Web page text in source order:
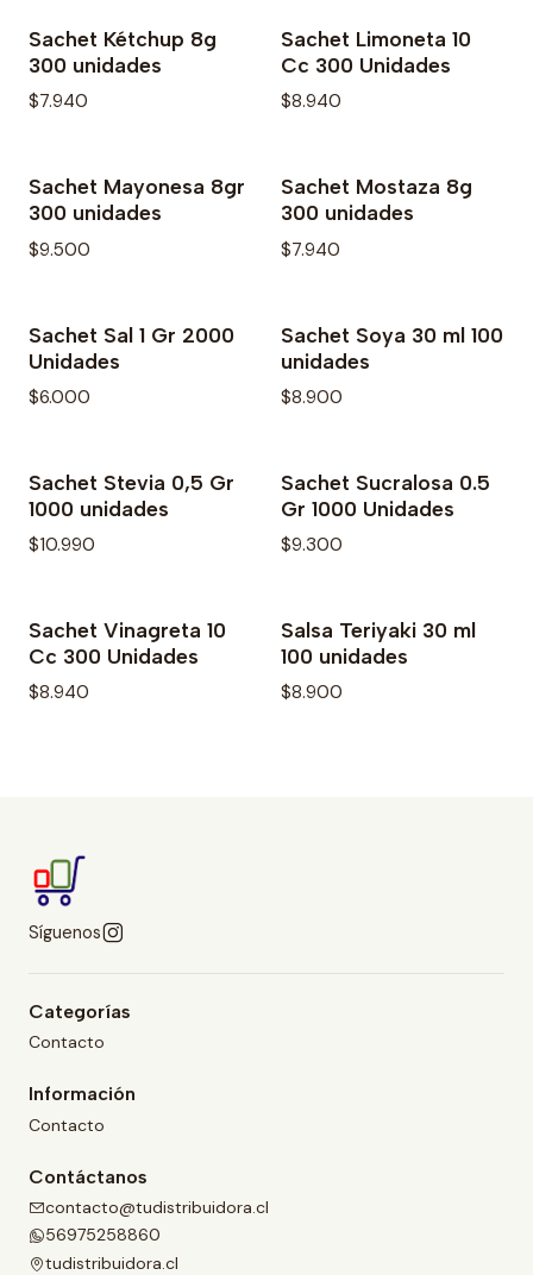
Sachet Kétchup 8g
300 unidades
$7.940
Agotado
Sachet Limoneta 10
Cc 300 Unidades
$8.940
No disponible
Sachet Mayonesa 8gr
300 unidades
$9.500
Sachet Mostaza 8g
300 unidades
$7.940
Agotado
Sachet Sal 1 Gr 2000
Unidades
$6.000
No disponible
Sachet Soya 30 ml 100
unidades
$8.900
No disponible
Sachet Stevia 0,5 Gr
1000 unidades
$10.990
Sachet Sucralosa 0.5
Gr 1000 Unidades
$9.300
No disponible
Sachet Vinagreta 10
Cc 300 Unidades
$8.940
No disponible
Salsa Teriyaki 30 ml
100 unidades
$8.900
Síguenos
Categorías
Contacto
Información
Contacto
Contáctanos
contacto@tudistribuidora.cl
56975258860
tudistribuidora.cl